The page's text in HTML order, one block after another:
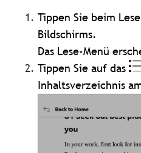
Tippen Sie beim
Bildschirms.
Das Lese-Menü
Tippen Sie auf das
Inhaltsverzeichnis